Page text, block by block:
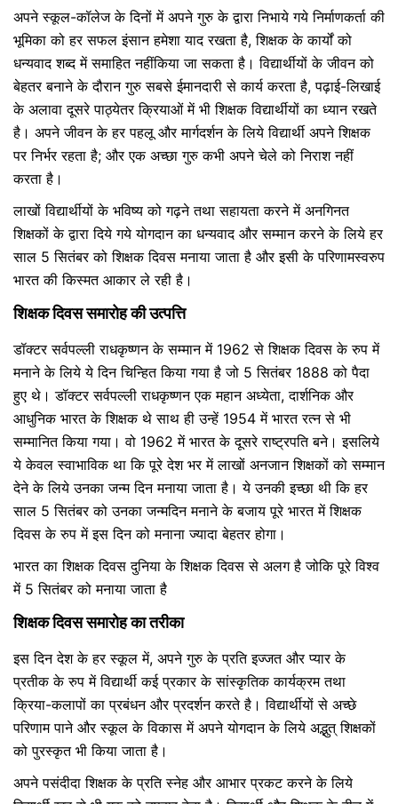
अपने स्कूल-कॉलेज के दिनों में अपने गुरु के द्वारा निभाये गये निर्माणकर्ता की
भूमिका को हर सफल इंसान हमेशा याद रखता है, शिक्षक के कार्यों को
धन्यवाद शब्द में समाहित नहींकिया जा सकता है। विद्यार्थीयों के जीवन को
बेहतर बनाने के दौरान गुरु सबसे ईमानदारी से कार्य करता है, पढ़ाई-लिखाई
के अलावा दूसरे पाठ्येतर क्रियाओं में भी शिक्षक विद्यार्थीयों का ध्यान रखते
है। अपने जीवन के हर पहलू और मार्गदर्शन के लिये विद्यार्थी अपने शिक्षक
पर निर्भर रहता है; और एक अच्छा गुरु कभी अपने चेले को निराश नहीं
करता है।
लाखों विद्यार्थीयों के भविष्य को गढ़ने तथा सहायता करने में अनगिनत
शिक्षकों के द्वारा दिये गये योगदान का धन्यवाद और सम्मान करने के लिये हर
साल 5 सितंबर को शिक्षक दिवस मनाया जाता है और इसी के परिणामस्वरुप
भारत की किस्मत आकार ले रही है।
शिक्षक दिवस समारोह की उत्पत्ति
डॉक्टर सर्वपल्ली राधकृष्णन के सम्मान में 1962 से शिक्षक दिवस के रुप में
मनाने के लिये ये दिन चिन्हित किया गया है जो 5 सितंबर 1888 को पैदा
हुए थे। डॉक्टर सर्वपल्ली राधकृष्णन एक महान अध्येता, दार्शनिक और
आधुनिक भारत के शिक्षक थे साथ ही उन्हें 1954 में भारत रत्न से भी
सम्मानित किया गया। वो 1962 में भारत के दूसरे राष्ट्रपति बने। इसलिये
ये केवल स्वाभाविक था कि पूरे देश भर में लाखों अनजान शिक्षकों को सम्मान
देने के लिये उनका जन्म दिन मनाया जाता है। ये उनकी इच्छा थी कि हर
साल 5 सितंबर को उनका जन्मदिन मनाने के बजाय पूरे भारत में शिक्षक
दिवस के रुप में इस दिन को मनाना ज्यादा बेहतर होगा।
भारत का शिक्षक दिवस दुनिया के शिक्षक दिवस से अलग है जोकि पूरे विश्व
में 5 सितंबर को मनाया जाता है
शिक्षक दिवस समारोह का तरीका
इस दिन देश के हर स्कूल में, अपने गुरु के प्रति इज्जत और प्यार के
प्रतीक के रुप में विद्यार्थी कई प्रकार के सांस्कृतिक कार्यक्रम तथा
क्रिया-कलापों का प्रबंधन और प्रदर्शन करते है। विद्यार्थीयों से अच्छे
परिणाम पाने और स्कूल के विकास में अपने योगदान के लिये अद्भुत् शिक्षकों
को पुरस्कृत भी किया जाता है।
अपने पसंदीदा शिक्षक के प्रति स्नेह और आभार प्रकट करने के लिये